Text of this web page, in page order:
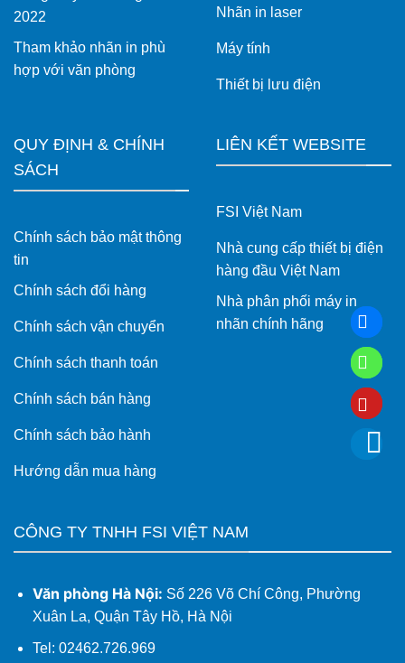
2022
Tham khảo nhãn in phù
hợp với văn phòng
Nhãn in laser
Máy tính
Thiết bị lưu điện
QUY ĐỊNH & CHÍNH
SÁCH
Chính sách bảo mật thông
tin
Chính sách đổi hàng
Chính sách vận chuyển
Chính sách thanh toán
Chính sách bán hàng
Chính sách bảo hành
Hướng dẫn mua hàng
LIÊN KẾT WEBSITE
FSI Việt Nam
Nhà cung cấp thiết bị điện
hàng đầu Việt Nam
Nhà phân phối máy in
nhãn chính hãng
CÔNG TY TNHH FSI VIỆT NAM
Văn phòng Hà Nội: Số 226 Võ Chí Công, Phường
Xuân La, Quận Tây Hồ, Hà Nội
Tel: 02462.726.969